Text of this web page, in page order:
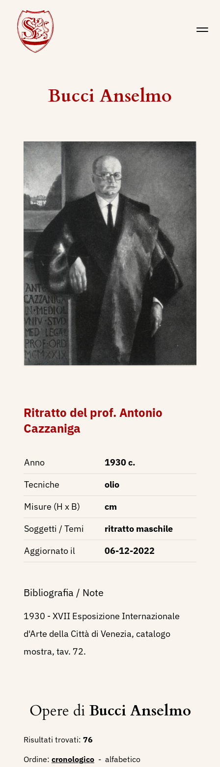
Bucci Anselmo
Ritratto del prof. Antonio
Cazzaniga
Anno
1930 c.
Tecniche
olio
Misure (H x B)
cm
Soggetti / Temi
ritratto maschile
Aggiornato il
06-12-2022
Bibliografia / Note
1930 - XVII Esposizione Internazionale
d'Arte della Città di Venezia, catalogo
mostra, tav. 72.
Opere diBucci Anselmo
Risultati trovati: 76
Ordine: cronologico - alfabetico